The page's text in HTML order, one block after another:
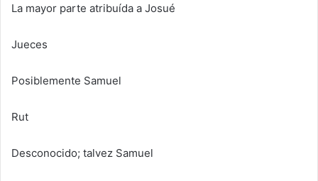
La mayor parte atribuída a Josué
Jueces
Posiblemente Samuel
Rut
Desconocido; talvez Samuel